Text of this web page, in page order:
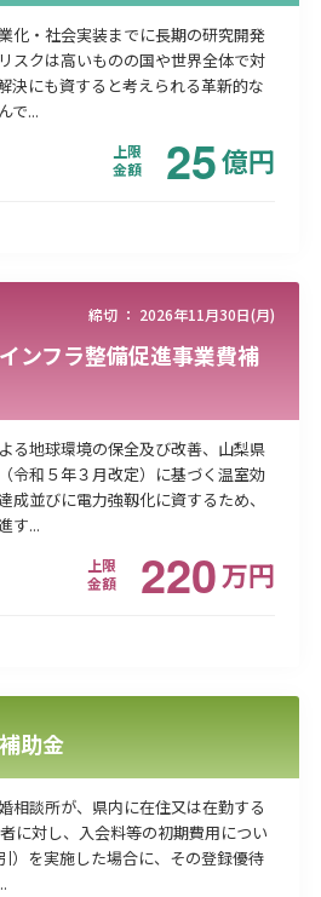
化・社会実装までに長期の研究開発
スクは高いものの国や世界全体で対
決にも資すると考えられる革新的な
で...
上限
金額
25億円
締切 ： 2026年11月30日(月)
ンフラ整備促進事業費補
る地球環境の保全及び改善、山梨県
令和５年３月改定）に基づく温室効
成並びに電力強靱化に資するため、
す...
上限
金額
220万円
助金
相談所が、県内に在住又は在勤する
に対し、入会料等の初期費用につい
）を実施した場合に、その登録優待